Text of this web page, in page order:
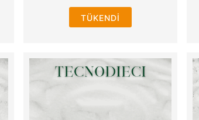
TÜKENDI